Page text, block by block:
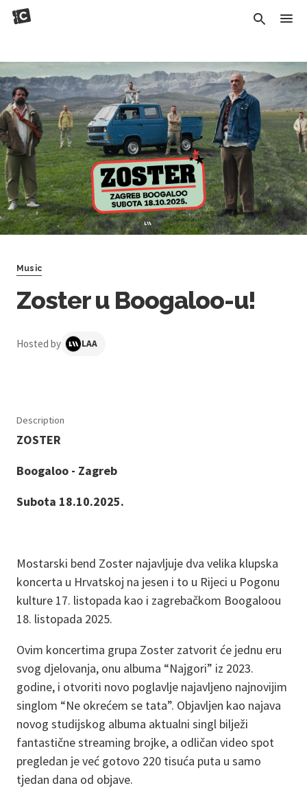
Music
Zoster u Boogaloo-u!
Hosted by LAA
Description
ZOSTER
Boogaloo - Zagreb
Subota 18.10.2025.
Mostarski bend Zoster najavljuje dva velika klupska
koncerta u Hrvatskoj na jesen i to u Rijeci u Pogonu
kulture 17. listopada kao i zagrebačkom Boogaloou
18. listopada 2025.
Ovim koncertima grupa Zoster zatvorit će jednu eru
svog djelovanja, onu albuma “Najgori” iz 2023.
godine, i otvoriti novo poglavlje najavljeno najnovijim
singlom “Ne okrećem se tata”. Objavljen kao najava
novog studijskog albuma aktualni singl bilježi
fantastične streaming brojke, a odličan video spot
pregledan je već gotovo 220 tisuća puta u samo
tjedan dana od objave.